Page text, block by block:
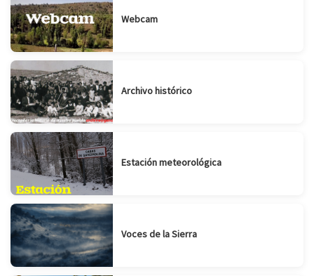
Webcam
Archivo histórico
Estación meteorológica
Voces de la Sierra